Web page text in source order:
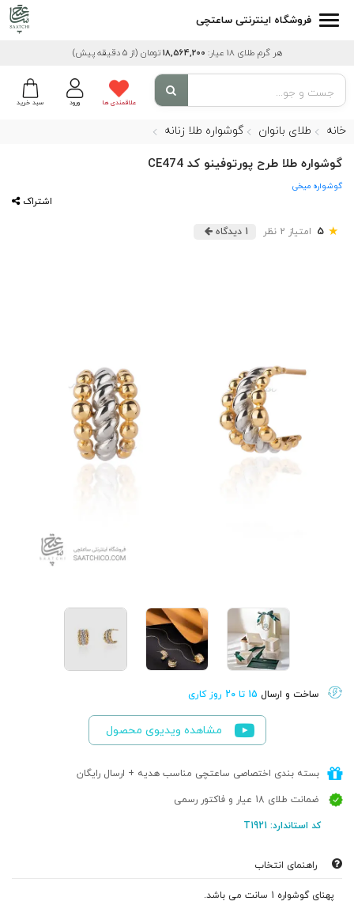
فروشگاه اینترنتی ساعتچی
هر گرم طلای 18 عیار: 18,564,200تومان (از 5 دقیقه پیش)
سبد خرید ورود علاقمندی ها
خانه طلای بانوان گوشواره طلا زنانه
گوشواره طلا طرح پورتوفینو کد CE474
گوشواره میخی
اشتراک
★
5 امتیاز 2 نظر 1 دیدگاه
ساخت و ارسال 15 تا 20 روز کاری
مشاهده ویدیوی محصول
بسته بندی اختصاصی ساعتچی مناسب هدیه + ارسال رایگان
ضمانت طلای 18 عیار و فاکتور رسمی
کد استاندارد: T1921
راهنمای انتخاب
پهنای گوشواره 1 سانت می باشد.